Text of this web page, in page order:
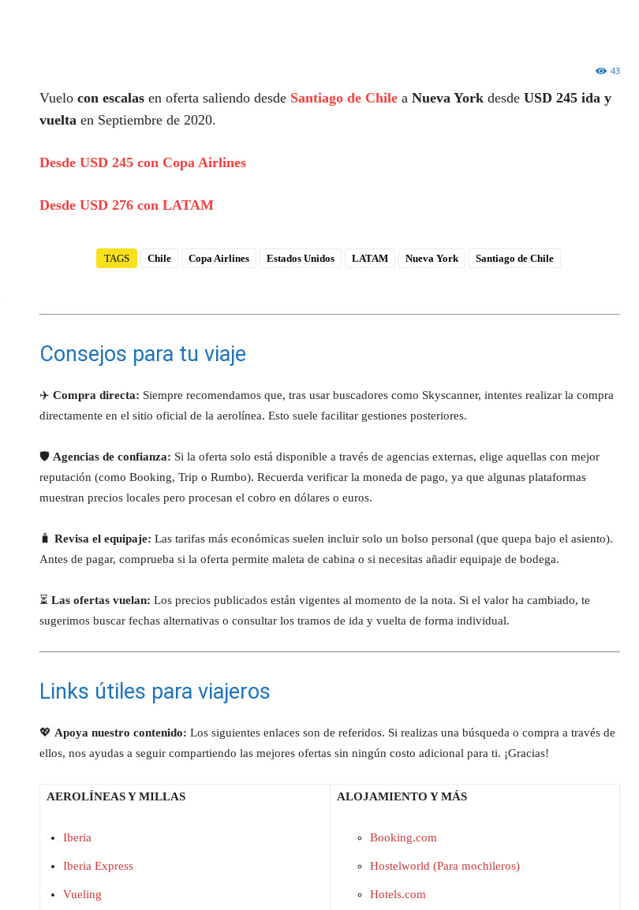
43
Vuelo con escalas en oferta saliendo desde Santiago de Chile a Nueva York desde USD 245 ida y
vuelta en Septiembre de 2020.
Desde USD 245 con Copa Airlines
Desde USD 276 con LATAM
TAGS Chile Copa Airlines Estados Unidos LATAM Nueva York Santiago de Chile
Consejos para tu viaje
✈️ Compra directa: Siempre recomendamos que, tras usar buscadores como Skyscanner, intentes realizar la compra
directamente en el sitio oficial de la aerolínea. Esto suele facilitar gestiones posteriores.
🛡️ Agencias de confianza: Si la oferta solo está disponible a través de agencias externas, elige aquellas con mejor
reputación (como Booking, Trip o Rumbo). Recuerda verificar la moneda de pago, ya que algunas plataformas
muestran precios locales pero procesan el cobro en dólares o euros.
🧳 Revisa el equipaje: Las tarifas más económicas suelen incluir solo un bolso personal (que quepa bajo el asiento).
Antes de pagar, comprueba si la oferta permite maleta de cabina o si necesitas añadir equipaje de bodega.
⏳ Las ofertas vuelan: Los precios publicados están vigentes al momento de la nota. Si el valor ha cambiado, te
sugerimos buscar fechas alternativas o consultar los tramos de ida y vuelta de forma individual.
Links útiles para viajeros
💖 Apoya nuestro contenido: Los siguientes enlaces son de referidos. Si realizas una búsqueda o compra a través de
ellos, nos ayudas a seguir compartiendo las mejores ofertas sin ningún costo adicional para ti. ¡Gracias!
AEROLÍNEAS Y MILLAS
Iberia
Iberia Express
Vueling
ALOJAMIENTO Y MÁS
Booking.com
Hostelworld (Para mochileros)
Hotels.com